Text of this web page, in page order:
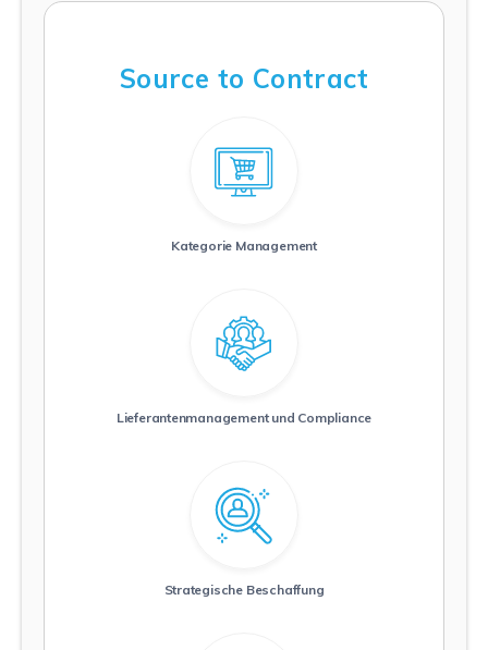
Source to Contract
Kategorie Management
Weiterlesen
Lieferantenmanagement und Compliance
Weiterlesen
Strategische Beschaffung
Weiterlesen